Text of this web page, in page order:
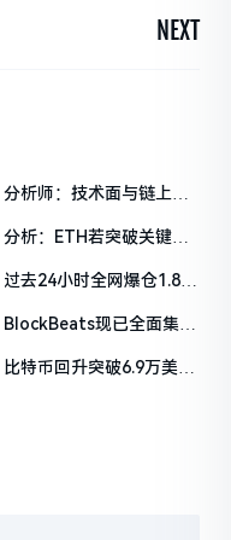
NEXT
分析师：技术面与链上数
下行风险
分析：ETH若突破关键颈
元区间
过去24小时全网爆仓1.89
BlockBeats现已全面集成
全球首个接入预测市场的
比特币回升突破6.9万美